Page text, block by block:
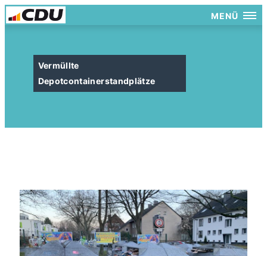
MENÜ
Vermüllte
Depotcontainerstandplätze